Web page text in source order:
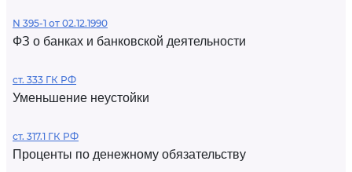
N 395-1 от 02.12.1990
ФЗ о банках и банковской деятельности
ст. 333 ГК РФ
Уменьшение неустойки
ст. 317.1 ГК РФ
Проценты по денежному обязательству